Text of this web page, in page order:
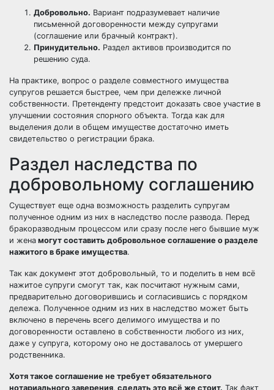
Добровольно. Вариант подразумевает наличие
письменной договоренности между супругами
(соглашение или брачный контракт).
Принудительно. Раздел активов производится по
решению суда.
На практике, вопрос о разделе совместного имущества
супругов решается быстрее, чем при дележке личной
собственности. Претенденту предстоит доказать свое участие в
улучшении состояния спорного объекта. Тогда как для
выделения доли в общем имуществе достаточно иметь
свидетельство о регистрации брака.
Раздел наследства по
добровольному соглашению
Существует еще одна возможность разделить супругам
полученное одним из них в наследство после развода. Перед
бракоразводным процессом или сразу после него бывшие муж
и жена могут составить добровольное соглашение о разделе
нажитого в браке имущества.
Так как документ этот добровольный, то и поделить в нем всё
нажитое супруги смогут так, как посчитают нужным сами,
предварительно договорившись и согласившись с порядком
дележа. Полученное одним из них в наследство может быть
включено в перечень всего делимого имущества и по
договоренности оставлено в собственности любого из них,
даже у супруга, которому оно не доставалось от умершего
родственника.
Хотя такое соглашение не требует обязательного
нотариального заверения, сделать это всё же стоит. Так факт